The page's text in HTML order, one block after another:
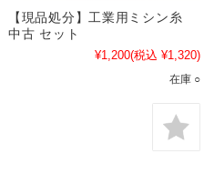
【現品処分】工業用ミシン糸
中古 セット
¥1,200(税込 ¥1,320)
在庫 ○